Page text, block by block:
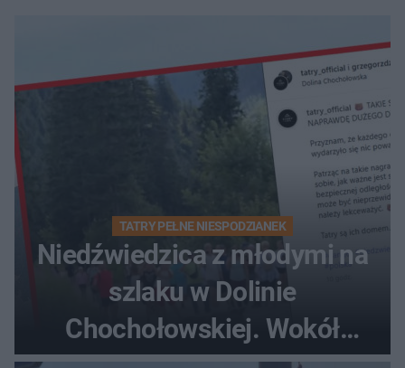
TATRY PEŁNE NIESPODZIANEK
Niedźwiedzica z młodymi na
szlaku w Dolinie
Chochołowskiej. Wokół